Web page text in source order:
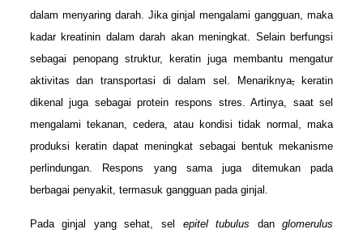
dalam menyaring darah. Jika ginjal mengalami gangguan, maka
kadar kreatinin dalam darah akan meningkat. Selain berfungsi
sebagai penopang struktur, keratin juga membantu mengatur
aktivitas dan transportasi di dalam sel. Menariknya,keratin
dikenal juga sebagai protein respons stres. Artinya, saat sel
mengalami tekanan, cedera, atau kondisi tidak normal, maka
produksi keratin dapat meningkat sebagai bentuk mekanisme
perlindungan. Respons yang sama juga ditemukan pada
berbagai penyakit, termasuk gangguan pada ginjal.
Pada ginjal yang sehat, sel epitel tubulus danglomerulus